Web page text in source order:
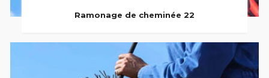
Ramonage de cheminée 22